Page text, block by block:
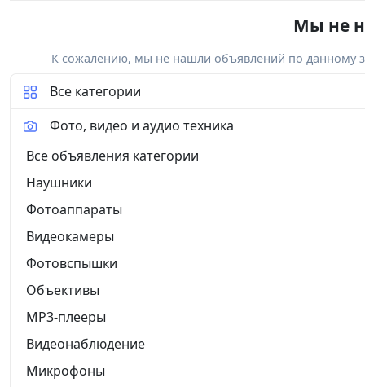
Мы не
К сожалению, мы не нашли объявлений по данному
Все категории
Фото, видео и аудио техника
Все объявления категории
Наушники
Фотоаппараты
Видеокамеры
Фотовспышки
Объективы
MP3-плееры
Видеонаблюдение
Микрофоны